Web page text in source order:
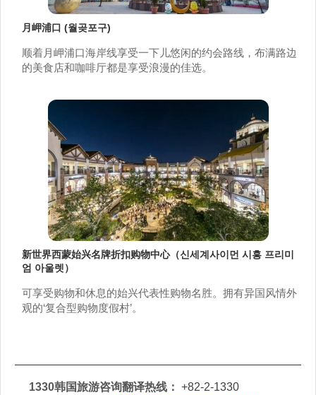
月岬浦口 (월곶포구)
顺着月岬浦口海岸线享受一下儿悠闲的约会路线，布满路边
的美食店和咖啡厅都是享受浪漫的佳选。
新世界西蒙始兴名牌折扣购物中心（신세계사이먼 시흥 프리미
엄 아울렛）
可享受购物和休息的始兴代表性购物名胜。拥有异国风情外
观的‘复合型购物度假村’。
1330韩国旅游咨询翻译热线： +82-2-1330